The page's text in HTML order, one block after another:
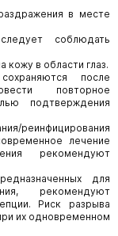
в месте
соблюдать
кожу в области глаз.
после
повторное
подтверждения
лечение
рекомендуют
для
рекомендуют
Риск разрыва
их одновременном